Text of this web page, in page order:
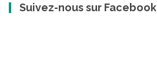
Suivez-nous sur Facebook